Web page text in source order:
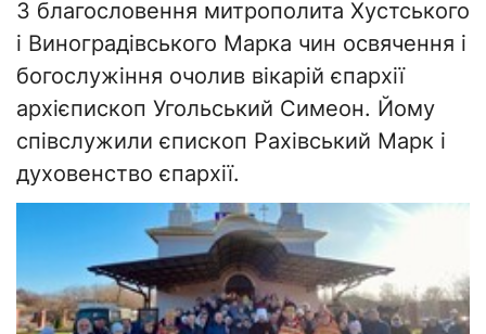
З благословення митрополита Хустського
і Виноградівського Марка чин освячення і
богослужіння очолив вікарій єпархії
архієпископ Угольський Симеон. Йому
співслужили єпископ Рахівський Марк і
духовенство єпархії.